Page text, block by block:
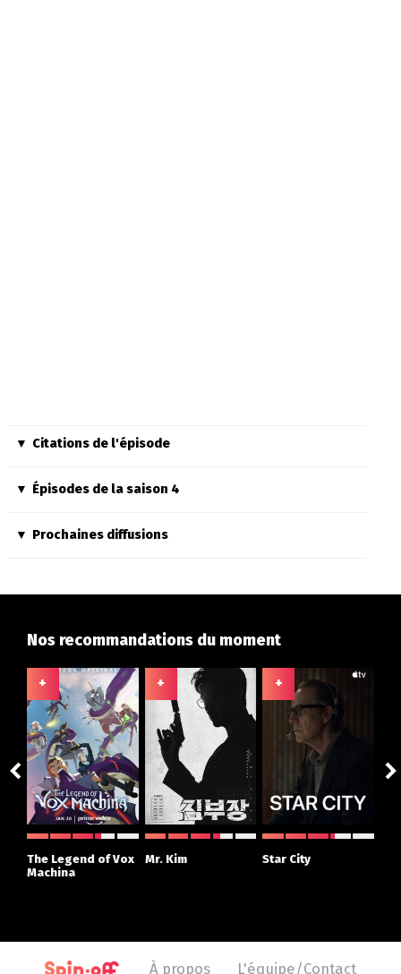
Citations de l'épisode
Épisodes de la saison 4
Prochaines diffusions
Nos recommandations du moment
+
The Legend of Vox
Machina
+
Mr. Kim
+
Star City
À propos L'équipe/Contact